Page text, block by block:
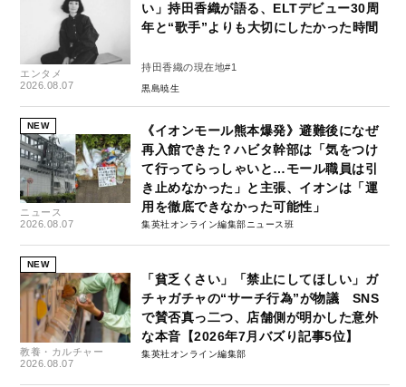
エンタメ
2026.08.07
い」持田香織が語る、ELTデビュー30周
年と“歌手”よりも大切にしたかった時間
持田香織の現在地#1
黒島暁生
NEW
ニュース
2026.08.07
《イオンモール熊本爆発》避難後になぜ
再入館できた？ハビタ幹部は「気をつけ
て行ってらっしゃいと…モール職員は引
き止めなかった」と主張、イオンは「運
用を徹底できなかった可能性」
集英社オンライン編集部ニュース班
NEW
教養・カルチャー
2026.08.07
「貧乏くさい」「禁止にしてほしい」ガ
チャガチャの“サーチ行為”が物議 SNS
で賛否真っ二つ、店舗側が明かした意外
な本音【2026年7月バズり記事5位】
集英社オンライン編集部